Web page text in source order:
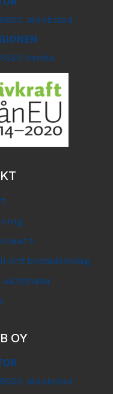
Jakobstad
Vanda
ditt bostadsbolag
OY
Jakobstad